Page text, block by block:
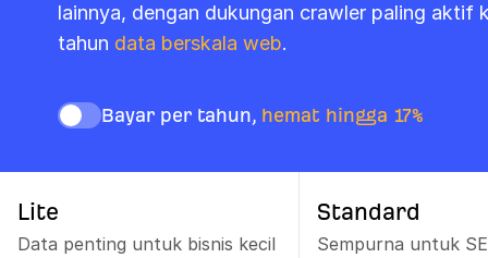
lainnya, dengan dukungan crawler paling aktif
tahun data berskala web.
Bayar per tahun, hemat hingga 17%
Lite
Data penting untuk bisnis kecil
Standard
Sempurna untuk